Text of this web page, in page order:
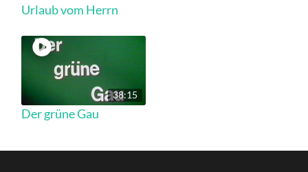
Urlaub vom Herrn
38:15
Der grüne Gau